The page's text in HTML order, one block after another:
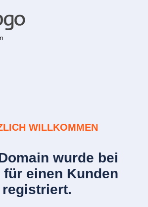
WILLKOMMEN
wurde bei
für einen Kunden
registriert.